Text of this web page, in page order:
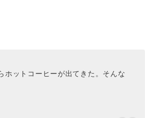
ホットコーヒーが出てきた。そんな